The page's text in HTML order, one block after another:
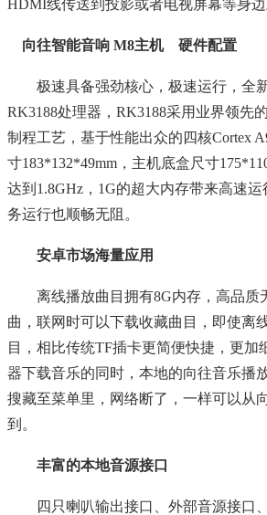
HDMI线传送到投影或者电视屏幕等身边
向往智能音响 M8主机 硬件配置
极速具备强劲核心，极速运行，全
RK3188处理器，RK3188采用业界领先
制程工艺，基于性能出众的四核Cortex
寸183*132*49mm，主机底盒尺寸
达到1.8GHz，1G的超大内存带来高速
务运行也顺畅无阻。
安卓市场海量应用
离线播放曲目拥有8G内存，高品质
曲，联网时可以下载收藏曲目，即使离
目，相比传统TF插卡更简便快捷，更加
器下载音乐的同时，本地的向往音乐播
搜藏至菜单里，网络断了，一样可以从
到。
丰富的本地音源接口
四只喇叭输出接口、外部音源接口、